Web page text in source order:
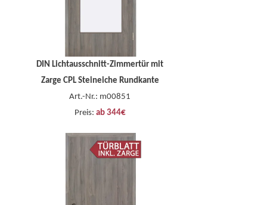
DIN Lichtausschnitt-Zimmertür mit
Zarge CPL Steineiche Rundkante
Art.-Nr.: m00851
Preis: ab 344€